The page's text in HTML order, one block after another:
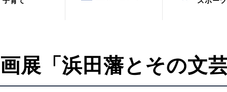
展「浜田藩とその文